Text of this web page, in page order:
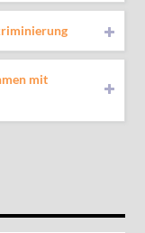
mit